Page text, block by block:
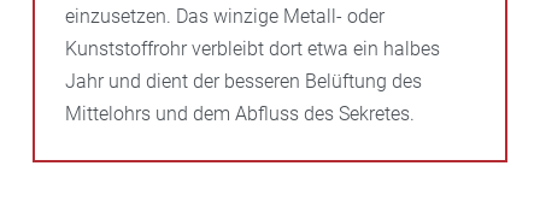
einzusetzen. Das winzige Metall- oder
Kunststoffrohr verbleibt dort etwa ein halbes
Jahr und dient der besseren Belüftung des
Mittelohrs und dem Abfluss des Sekretes.